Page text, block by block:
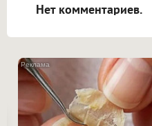
Нет комментариев.